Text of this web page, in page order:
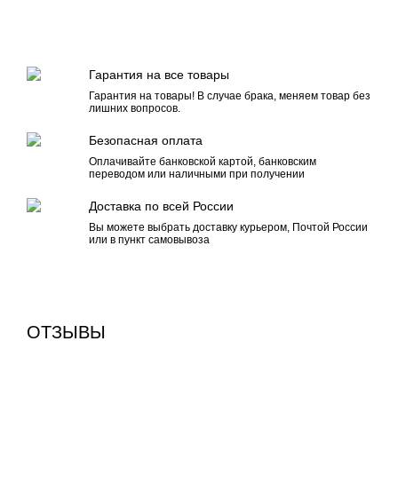
Гарантия на все товары
Гарантия на товары! В случае брака, меняем товар без
лишних вопросов.
Безопасная оплата
Оплачивайте банковской картой, банковским
переводом или наличными при получении
Доставка по всей России
Вы можете выбрать доставку курьером, Почтой России
или в пункт самовывоза
ОТЗЫВЫ